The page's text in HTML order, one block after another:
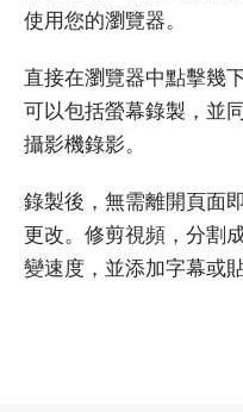
使用您的瀏覽器。
直接在瀏覽器中點擊幾
可以包括螢幕錄製，並
攝影機錄影。
錄製後，無需離開頁面
更改。修剪視頻，分割
變速度，並添加字幕或貼